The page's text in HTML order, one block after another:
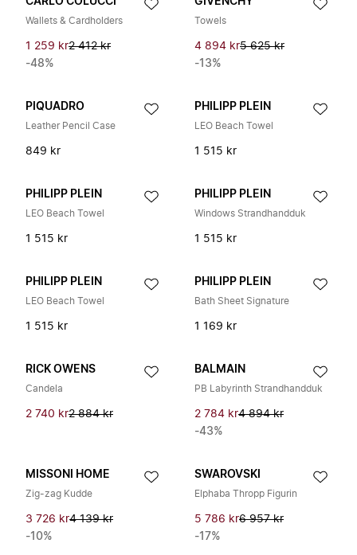
Wallets & Cardholders
1 259 kr2 412 kr
-48%
Towels
4 894 kr5 625 kr
-13%
PIQUADRO
Leather Pencil Case
849 kr
PHILIPP PLEIN
LEO Beach Towel
1 515 kr
PHILIPP PLEIN
LEO Beach Towel
1 515 kr
PHILIPP PLEIN
Windows Strandhandduk
1 515 kr
PHILIPP PLEIN
LEO Beach Towel
1 515 kr
PHILIPP PLEIN
Bath Sheet Signature
1 169 kr
RICK OWENS
Candela
2 740 kr2 884 kr
BALMAIN
PB Labyrinth Strandhandduk
2 784 kr4 894 kr
-43%
MISSONI HOME
Zig-zag Kudde
3 726 kr4 139 kr
-10%
SWAROVSKI
Elphaba Thropp Figurin
5 786 kr6 957 kr
-17%